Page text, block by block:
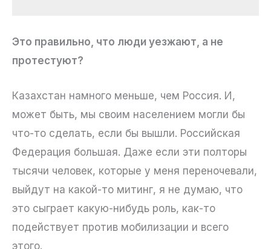
Это правильно, что люди уезжают, а не
протестуют?
Казахстан намного меньше, чем Россия. И,
может быть, мы своим населением могли бы
что-то сделать, если бы вышли. Российская
Федерация большая. Даже если эти полторы
тысячи человек, которые у меня переночевали,
выйдут на какой-то митинг, я не думаю, что
это сыграет какую-нибудь роль, как-то
подействует против мобилизации и всего
этого.